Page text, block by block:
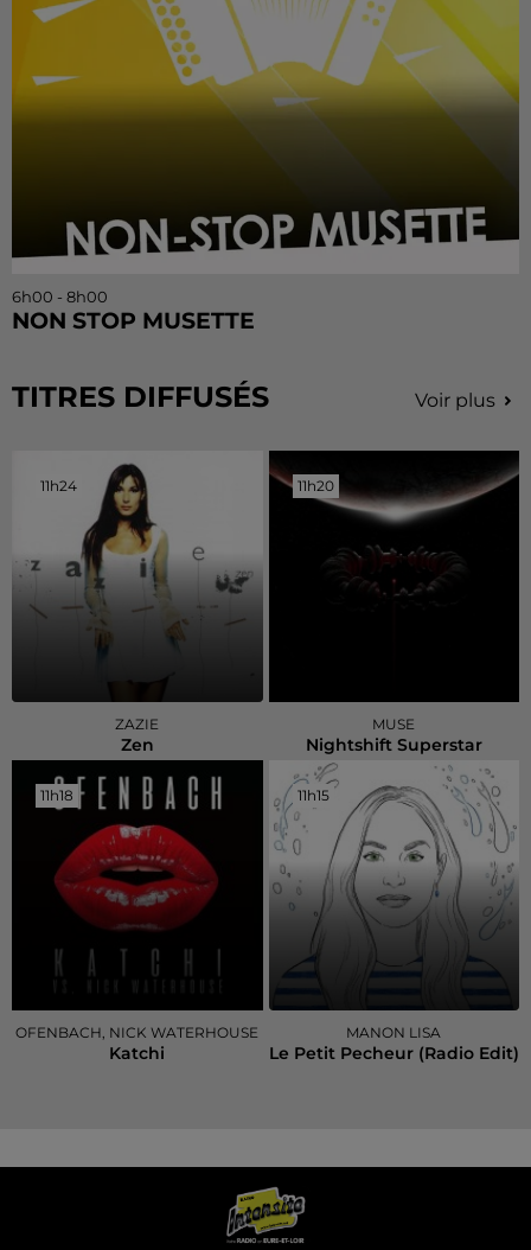
6h00 - 8h00
NON STOP MUSETTE
TITRES DIFFUSÉS Voir plus
11h24
11h24
ZAZIE
Zen
11h20
11h20
MUSE
Nightshift Superstar
11h18
11h18
OFENBACH, NICK WATERHOUSE
Katchi
11h15
11h15
MANON LISA
Le Petit Pecheur (radio Edit)